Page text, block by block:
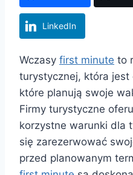
LinkedIn
Wczasy first minute to
turystycznej, która
które planują swoje
Firmy turystyczne
korzystne warunki dla
się zarezerwować
przed planowanym